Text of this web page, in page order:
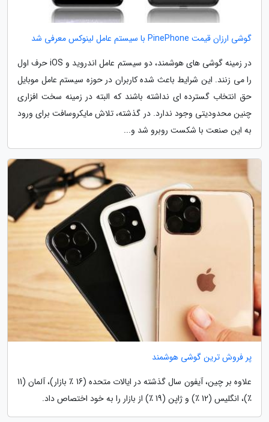
گوشی ارزان قیمت PinePhone با سیستم عامل لینوکس معرفی شد
در زمینه گوشی های هوشمند، دو سیستم عامل اندروید و iOS حرف اول
را می زنند. این شرایط باعث شده کاربران در حوزه سیستم عامل موبایل
حق انتخاب گسترده ای نداشته باشند که البته در زمینه سخت افزاری
چنین محدودیتی وجود ندارد. در گذشته، تلاش مایکروسافت برای ورود
به این صنعت با شکست روبرو شد و...
پر فروش ترین گوشی هوشمند
علاوه بر چین، آیفون سال گذشته در ایالات متحده (16 ٪ بازار)، آلمان (11
٪)، انگلیس (12 ٪) و ژاپن (19 ٪) از بازار را به خود اختصاص داد.